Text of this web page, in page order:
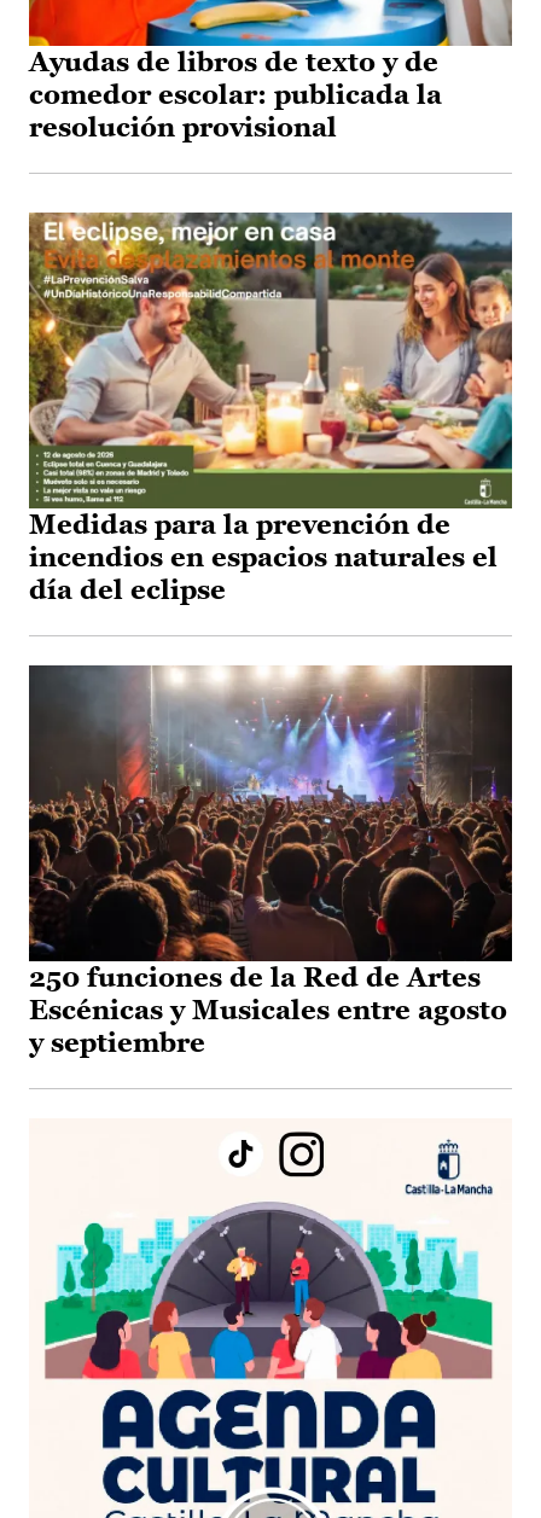
Ayudas de libros de texto y de
comedor escolar: publicada la
resolución provisional
Medidas para la prevención de
incendios en espacios naturales el
día del eclipse
250 funciones de la Red de Artes
Escénicas y Musicales entre agosto
y septiembre